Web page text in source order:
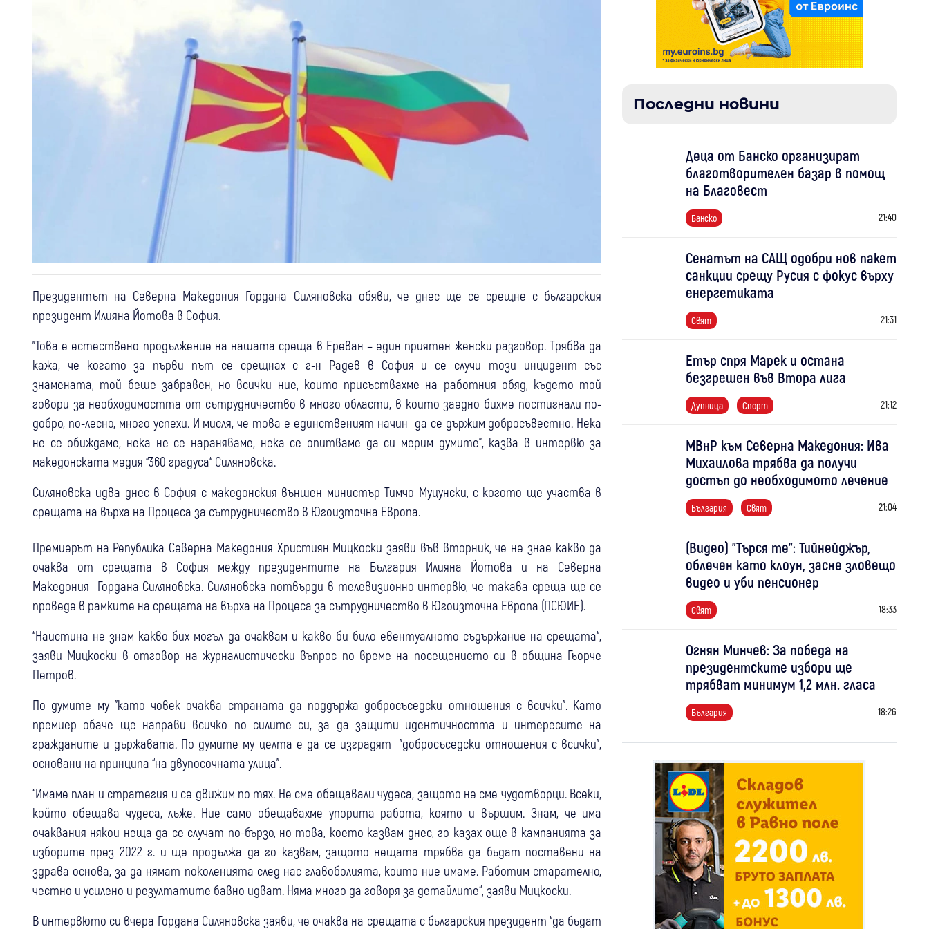
Президентът на Северна Македония Гордана Силяновска обяви, че днес ще се срещне с българския
президент Илияна Йотова в София.
"Това е естествено продължение на нашата среща в Ереван – един приятен женски разговор. Трябва да
кажа, че когато за първи път се срещнах с г-н Радев в София и се случи този инцидент със
знамената, той беше забравен, но всички ние, които присъствахме на работния обяд, където той
говори за необходимостта от сътрудничество в много области, в които заедно бихме постигнали по-
добро, по-лесно, много успехи. И мисля, че това е единственият начин да се държим добросъвестно. Нека
не се обиждаме, нека не се нараняваме, нека се опитваме да си мерим думите", казва в интервю за
македонската медия “360 градуса“ Силяновска.
Силяновска идва днес в София с македонския външен министър Тимчо Муцунски, с когото ще участва в
срещата на върха на Процеса за сътрудничество в Югоизточна Европа.
Премиерът на Република Северна Македония Християн Мицкоски заяви във вторник, че не знае какво да
очаква от срещата в София между президентите на България Илияна Йотова и на Северна
Македония Гордана Силяновска. Силяновска потвърди в телевизионно интервю, че такава среща ще се
проведе в рамките на срещата на върха на Процеса за сътрудничество в Югоизточна Европа (ПСЮИЕ).
“Наистина не знам какво бих могъл да очаквам и какво би било евентуалното съдържание на срещата“,
заяви Мицкоски в отговор на журналистически въпрос по време на посещението си в община Гьорче
Петров.
По думите му "като човек очаква страната да поддържа добросъседски отношения с всички". Като
премиер обаче ще направи всичко по силите си, за да защити идентичността и интересите на
гражданите и държавата. По думите му целта е да се изградят "добросъседски отношения с всички",
основани на принципа “на двупосочната улица”.
“Имаме план и стратегия и се движим по тях. Не сме обещавали чудеса, защото не сме чудотворци. Всеки,
който обещава чудеса, лъже. Ние само обещавахме упорита работа, която и вършим. Знам, че има
очаквания някои неща да се случат по-бързо, но това, което казвам днес, го казах още в кампанията за
изборите през 2022 г. и ще продължа да го казвам, защото нещата трябва да бъдат поставени на
здрава основа, за да нямат поколенията след нас главоболията, които ние имаме. Работим старателно,
честно и усилено и резултатите бавно идват. Няма много да говоря за детайлите“, заяви Мицкоски.
В интервюто си вчера Гордана Силяновска заяви, че очаква на срещата с българския президент “да бъдат
Последни новини
Деца от Банско организират
благотворителен базар в помощ
на Благовест
Банско 21:40
Сенатът на САЩ одобри нов пакет
санкции срещу Русия с фокус върху
енергетиката
Свят 21:31
Етър спря Марек и остана
безгрешен във Втора лига
Дупница Спорт 21:12
МВнР към Северна Македония: Ива
Михаилова трябва да получи
достъп до необходимото лечение
България Свят 21:04
(Видео) "Търся те": Тийнейджър,
облечен като клоун, засне зловещо
видео и уби пенсионер
Свят 18:33
Огнян Минчев: За победа на
президентските избори ще
трябват минимум 1,2 млн. гласа
България 18:26